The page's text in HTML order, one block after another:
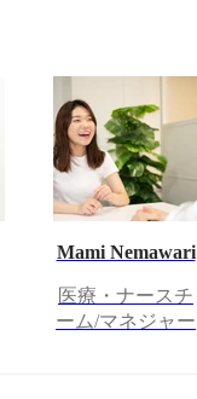
Mami Nemawari
医療・ナースチ
ーム/マネジャー